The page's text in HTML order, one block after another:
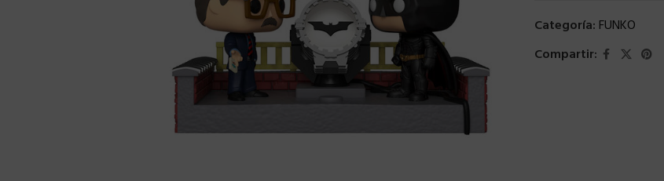
Categoría: FUNKO
Compartir: